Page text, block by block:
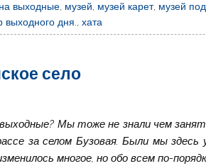
выходные, музей, музей карет, музей
выходного дня. ,хата
село
Мы тоже не знали чем
за селом Бузовая. Были мы здесь
многое, но обо всем по-